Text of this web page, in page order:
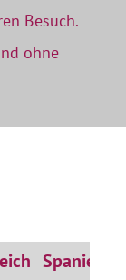
Besuch.
ohne
Spanien